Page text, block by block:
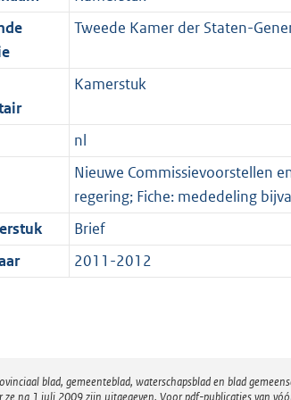
Tweede Kamer der Staten-
Kamerstuk
nl
Nieuwe Commissievoorstellen
regering; Fiche: mededeling
Brief
2011-2012
blad, gemeenteblad, waterschapsblad en blad
na 1 juli 2009 zijn uitgegeven. Voor pdf-publicaties van